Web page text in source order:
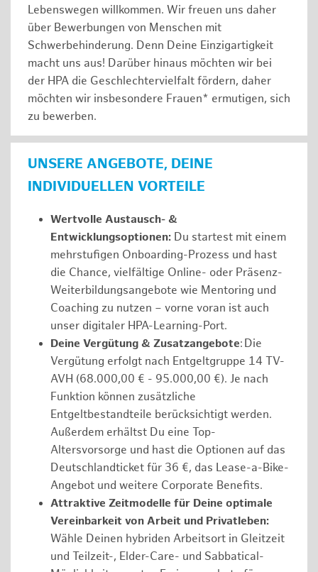
Lebenswegen willkommen. Wir freuen uns daher
über Bewerbungen von Menschen mit
Schwerbehinderung. Denn Deine Einzigartigkeit
macht uns aus! Darüber hinaus möchten wir bei
der HPA die Geschlechtervielfalt fördern, daher
möchten wir insbesondere Frauen* ermutigen, sich
zu bewerben.
UNSERE ANGEBOTE, DEINE
INDIVIDUELLEN VORTEILE
Wertvolle Austausch- &
Entwicklungsoptionen: Du startest mit einem
mehrstufigen Onboarding-Prozess und hast
die Chance, vielfältige Online- oder Präsenz-
Weiterbildungsangebote wie Mentoring und
Coaching zu nutzen – vorne voran ist auch
unser digitaler HPA-Learning-Port.
Deine Vergütung & Zusatzangebote: Die
Vergütung erfolgt nach Entgeltgruppe 14 TV-
AVH (68.000,00 € - 95.000,00 €). Je nach
Funktion können zusätzliche
Entgeltbestandteile berücksichtigt werden.
Außerdem erhältst Du eine Top-
Altersvorsorge und hast die Optionen auf das
Deutschlandticket für 36 €, das Lease-a-Bike-
Angebot und weitere Corporate Benefits.
Attraktive Zeitmodelle für Deine optimale
Vereinbarkeit von Arbeit und Privatleben:
Wähle Deinen hybriden Arbeitsort in Gleitzeit
und Teilzeit-, Elder-Care- und Sabbatical-